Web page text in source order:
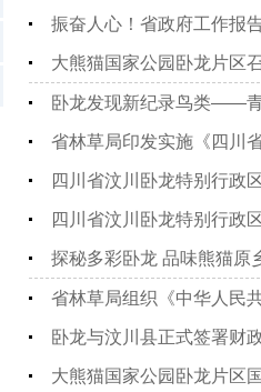
振奋人心！省政府工作报
大熊猫国家公园卧龙片区
卧龙发现新纪录鸟类——
省林草局印发实施《四川
四川省汶川卧龙特别行政
四川省汶川卧龙特别行政
探秘多彩卧龙 品味熊猫原
省林草局组织《中华人民
卧龙与汶川县正式签署财
大熊猫国家公园卧龙片区